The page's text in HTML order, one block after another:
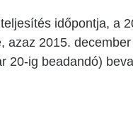
időpontja, a
azaz 2015.
20-ig beadandó)